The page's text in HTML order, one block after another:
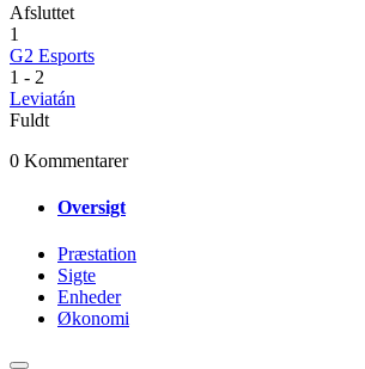
Afsluttet
1
G2 Esports
1 - 2
Leviatán
Fuldt
0 Kommentarer
Oversigt
Præstation
Sigte
Enheder
Økonomi